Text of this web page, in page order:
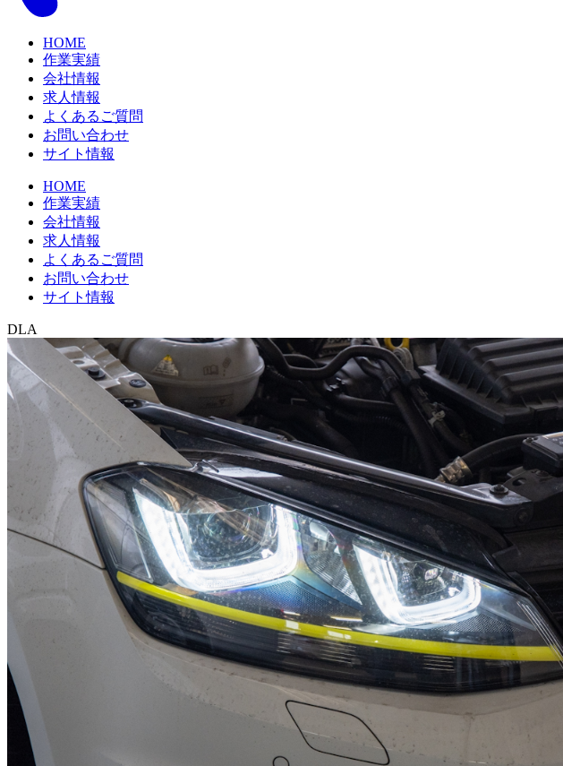
HOME
作業実績
会社情報
求人情報
よくあるご質問
お問い合わせ
サイト情報
HOME
作業実績
会社情報
求人情報
よくあるご質問
お問い合わせ
サイト情報
DLA